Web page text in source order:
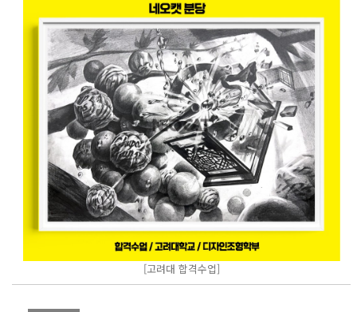
[고려대 합격수업]